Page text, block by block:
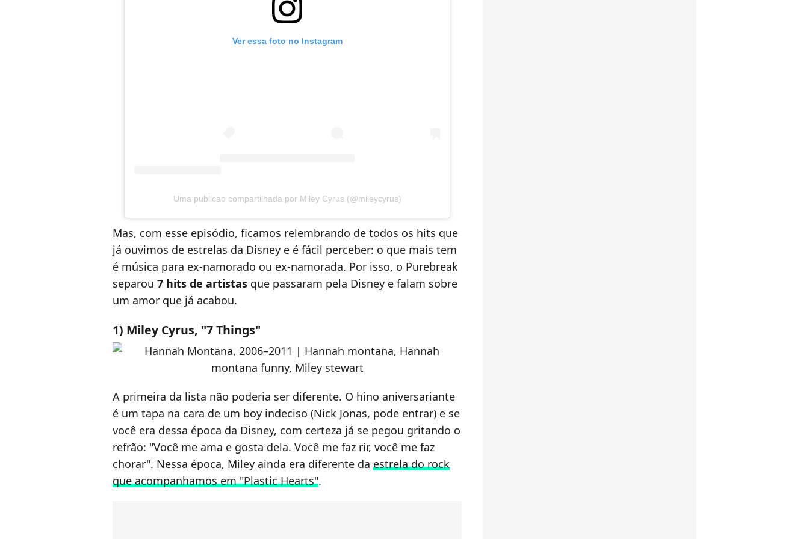
Ver essa foto no Instagram
Uma publicao compartilhada por Miley Cyrus (@mileycyrus)
Mas, com esse episódio, ficamos relembrando de todos os hits que
já ouvimos de estrelas da Disney e é fácil perceber: o que mais tem
é música para ex-namorado ou ex-namorada. Por isso, o Purebreak
separou 7 hits de artistas que passaram pela Disney e falam sobre
um amor que já acabou.
1) Miley Cyrus, "7 Things"
A primeira da lista não poderia ser diferente. O hino aniversariante
é um tapa na cara de um boy indeciso (Nick Jonas, pode entrar) e se
você era dessa época da Disney, com certeza já se pegou gritando o
refrão: "Você me ama e gosta dela. Você me faz rir, você me faz
chorar". Nessa época, Miley ainda era diferente da estrela do rock
que acompanhamos em "Plastic Hearts".